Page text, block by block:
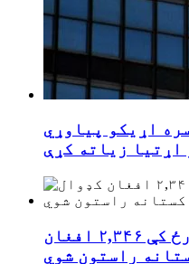
اړیکو پیاوړي
اړتیا زیاته کړې
طالبان: یوازې یوه ورځ کې ۲,۳۴۶ افغان
راستون شوي